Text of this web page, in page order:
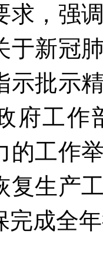
求，强
于新冠
示批示
府工作
的工作
复生产
完成全